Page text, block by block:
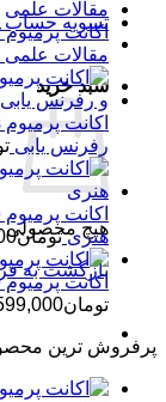
تسویه حساب
سبد خرید
هیچ محصولی
بازگشت به
مقالات علمی
رفرنس یابی
هنری تومان
اکانت پرمیوم Modengine - مود کردن بازی با یک کلیک
تومان
پرفروش ترین